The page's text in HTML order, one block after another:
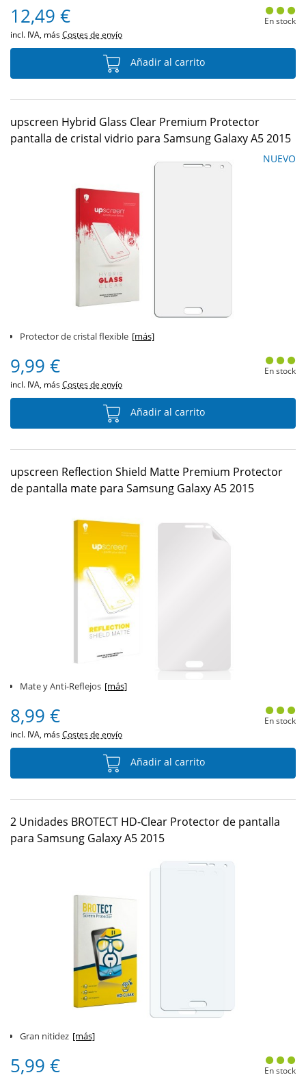
12,49 €
incl. IVA, másCostes de envío
En stock
Añadir al carrito
upscreen Hybrid Glass Clear Premium Protector
pantalla de cristal vidrio para Samsung Galaxy A5 2015
NUEVO
Protector de cristal flexible [más]
9,99 €
incl. IVA, másCostes de envío
En stock
Añadir al carrito
upscreen Reflection Shield Matte Premium Protector
de pantalla mate para Samsung Galaxy A5 2015
Mate y Anti-Reflejos [más]
8,99 €
incl. IVA, másCostes de envío
En stock
Añadir al carrito
2 Unidades BROTECT HD-Clear Protector de pantalla
para Samsung Galaxy A5 2015
Gran nitidez [más]
5,99 € En stock